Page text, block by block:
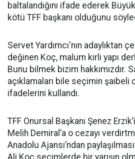
baltalandığını ifade ederek
kötü TFF başkanı olduğunu
Servet Yardımcı'nın adaylıktan
değinen Koç, malum kirli yapı
Bunu bilmek bizim hakkımızdır.
açıklamaları bile seçimin
ifadelerini kullandı.
TFF Onursal Başkanı Şenez
Melih Demiral’a o cezayı
Anadolu Ajansı’ndan